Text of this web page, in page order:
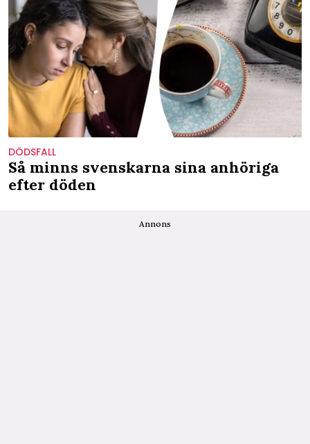
DÖDSFALL
Så minns svenskarna sina anhöriga
efter döden
Annons